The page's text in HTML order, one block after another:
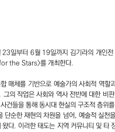
일부터 6월 19일까지 김기라의 개인전
the Stars>를 개최한다.
매체를 기반으로 예술가의 사회적 역할
의 작업은 사회와 역사 전반에 대한 비
건들을 통해 동시대 현실의 구조적 층위
단순한 재현의 차원을 넘어, 예술적 실천
다. 이러한 태도는 지역 커뮤니티 및 타